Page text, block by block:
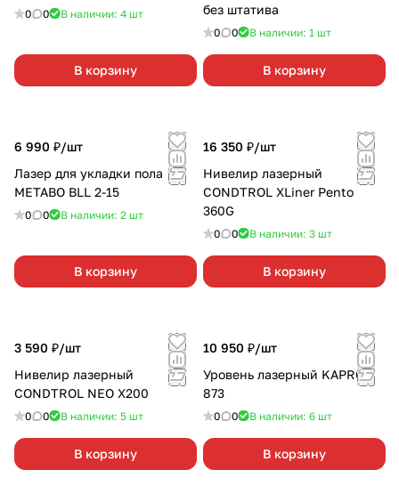
0 0 В наличии: 4 шт
В корзину
без штатива
0 0 В наличии: 1 шт
В корзину
6 990 ₽/шт
Лазер для укладки пола
METABO BLL 2-15
0 0 В наличии: 2 шт
В корзину
16 350 ₽/шт
Нивелир лазерный
CONDTROL XLiner Pento
360G
0 0 В наличии: 3 шт
В корзину
3 590 ₽/шт
Нивелир лазерный
CONDTROL NEO X200
0 0 В наличии: 5 шт
В корзину
10 950 ₽/шт
Уровень лазерный KAPRO
873
0 0 В наличии: 6 шт
В корзину